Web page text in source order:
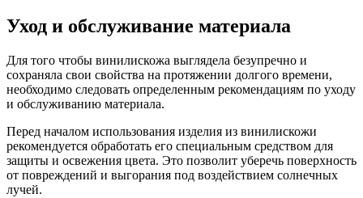
Уход и обслуживание материала
Для того чтобы винилискожа выглядела безупречно и
сохраняла свои свойства на протяжении долгого времени,
необходимо следовать определенным рекомендациям по уходу
и обслуживанию материала.
Перед началом использования изделия из винилискожи
рекомендуется обработать его специальным средством для
защиты и освежения цвета. Это позволит уберечь поверхность
от повреждений и выгорания под воздействием солнечных
лучей.